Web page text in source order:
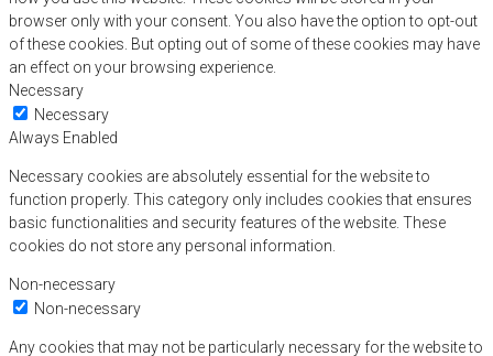
browser only with your consent. You also have the option to opt-out
of these cookies. But opting out of some of these cookies may have
an effect on your browsing experience.
Necessary
Necessary
Always Enabled
Necessary cookies are absolutely essential for the website to
function properly. This category only includes cookies that ensures
basic functionalities and security features of the website. These
cookies do not store any personal information.
Non-necessary
Non-necessary
Any cookies that may not be particularly necessary for the website to